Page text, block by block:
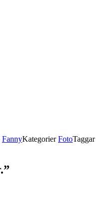
FannyKategorierFotoTaggar